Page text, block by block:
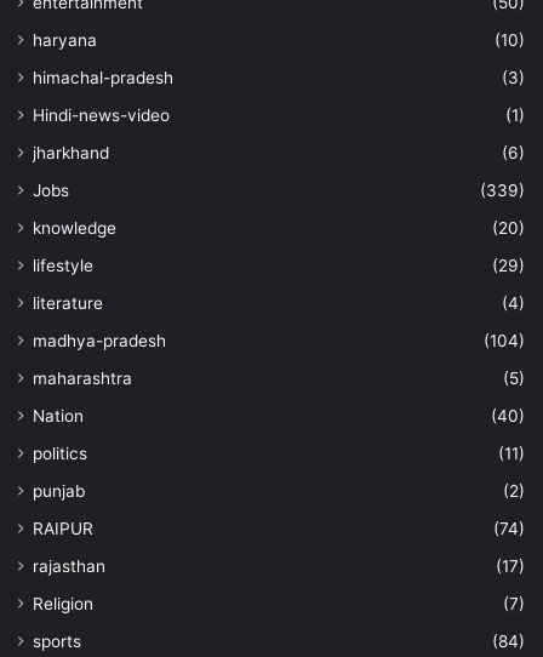
haryana
(10)
himachal-pradesh
(3)
Hindi-news-video
(1)
jharkhand
(6)
Jobs
(339)
knowledge
(20)
lifestyle
(29)
literature
(4)
madhya-pradesh
(104)
maharashtra
(5)
Nation
(40)
politics
(11)
punjab
(2)
RAIPUR
(74)
rajasthan
(17)
Religion
(7)
sports
(84)